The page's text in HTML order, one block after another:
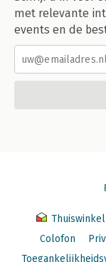
met relevante
events en de
Colofon